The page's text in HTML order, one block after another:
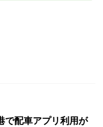
で配車アプリ利用が